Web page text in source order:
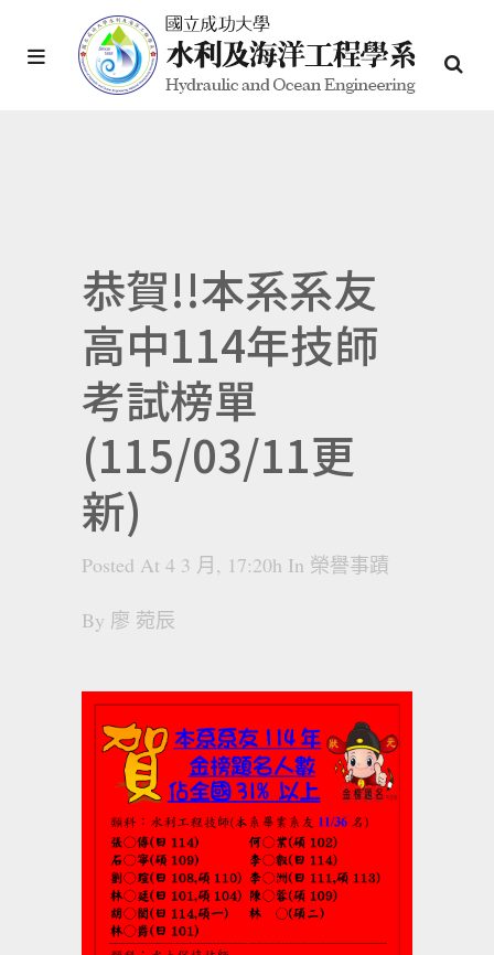
恭賀!!本系系友
高中114年技師
考試榜單
(115/03/11更
新)
Posted At 4 3 月, 17:20h In 榮譽事蹟
By 廖 菀辰